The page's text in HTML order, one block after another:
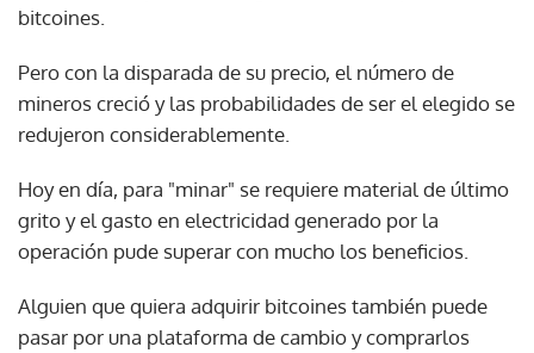
bitcoines.
Pero con la disparada de su precio, el número de
mineros creció y las probabilidades de ser el elegido se
redujeron considerablemente.
Hoy en día, para "minar" se requiere material de último
grito y el gasto en electricidad generado por la
operación pude superar con mucho los beneficios.
Alguien que quiera adquirir bitcoines también puede
pasar por una plataforma de cambio y comprarlos